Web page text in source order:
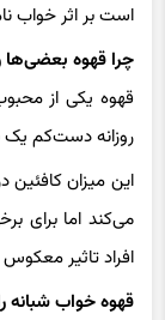
چرا قهوه بعضی‌ها
روزانه دست‌کم یک
این میزان کافئین
می‌‌کند اما برای
افراد تاثیر معکوس
قهوه خواب شبانه
بسیاری از مردم